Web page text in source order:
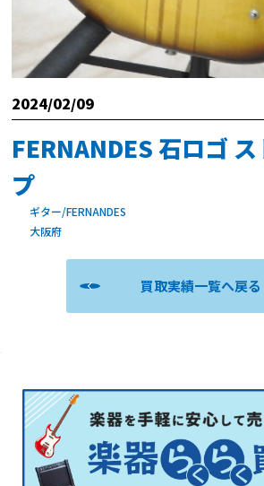
2024/02/09
FERNANDES 石ロゴ
プ
ギター/FERNANDES
大阪府
買取実績一覧へ戻る